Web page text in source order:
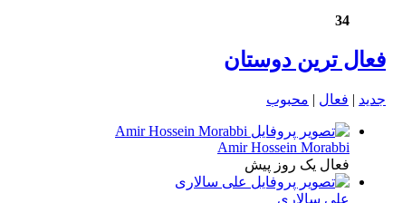
34
فعال ترین دوستان
جدید | فعال | محبوب
Amir Hossein Morabbi
فعال یک روز پیش
علی سالاری